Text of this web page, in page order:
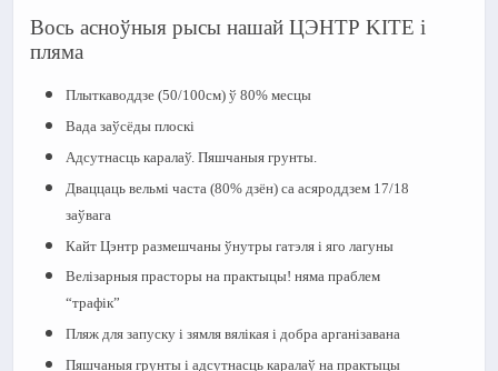
Вось асноўныя рысы нашай ЦЭНТР KITE і
пляма
Плыткаводдзе (50/100см) ў 80% месцы
Вада заўсёды плоскі
Адсутнасць каралаў. Пяшчаныя грунты.
Дваццаць вельмі часта (80% дзён) са асяроддзем 17/18
заўвага
Кайт Цэнтр размешчаны ўнутры гатэля і яго лагуны
Велізарныя прасторы на практыцы! няма праблем
“трафік”
Пляж для запуску і зямля вялікая і добра арганізавана
Пяшчаныя грунты і адсутнасць каралаў на практыцы